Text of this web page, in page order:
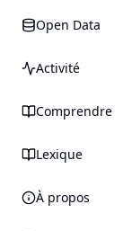
Open Data
Activité
Comprendre
Lexique
À propos